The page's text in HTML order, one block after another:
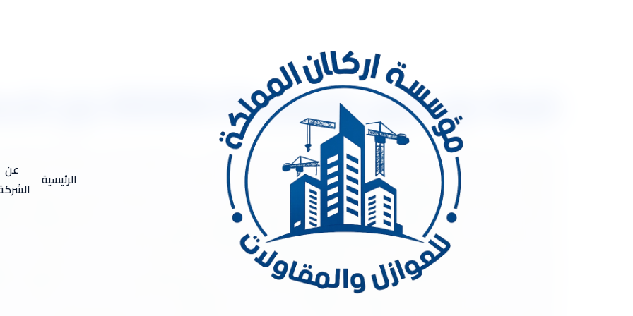
الرئيسية
عن
شركة عزل حرارى بالرياض 0533334179 عزل الاسطح لعزل الحرارة
شركة عزل حرارى بالرياض 0533334179 عزل الاسطح شركة عزل حرارى بالرياض .. يعتبر العزل الحراري من
والمنشآت، سواء كانت درجة حرارة باردة أو حارة. وقد أصبح العزل الحراري أكثر أهمية في الوقت الحالي، نظرًا لزيادة أسعار
تعتبر شركة اركان المملكة للعوازل والمقاولات العامة واحدة من الشركات الرائدة في مجال العزل الحراري في المملكة
للمنشآت الصناعية والتجارية والسكنية، وتضمن توفير الراحة والاستدامة للعملاء. تستخدم شركة اركان المملكة للعوازل
مثل الصوف الزجاجي والبولي يوريثين والبوليسترين والإسفنج المطاطي والورق الألمنيومي وغيرها. كما يتم تنفيذ العزل
ذوي الخبرة العالية. تقدم شركة اركان المملكة للعوازل والمقاولات العامة خدمات العزل الحراري للعديد من المنشآت،
والمباني السكنية والتجارية والفنادق والمراكز التجارية والملاعب وغيرها. كما تقدم الشركة خدمات العزل الحراري للأنابيب
العزل الحراري الذي تقدمه شركة اركان المملكة للعوازل والمقاولات العامة بمرونته ومتانته وقدرته على تحمل الظروف